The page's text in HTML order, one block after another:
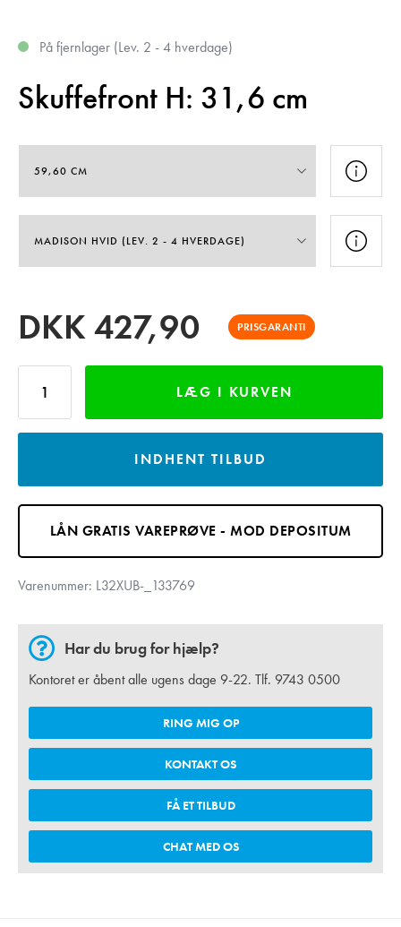
På fjernlager (Lev. 2 - 4 hverdage)
Skuffefront H: 31,6 cm
DKK427,90 PRISGARANTI
LÆG I KURVEN
INDHENT TILBUD
LÅN GRATIS VAREPRØVE - MOD DEPOSITUM
Varenummer: L32XUB-_133769
Har du brug for hjælp?
Kontoret er åbent alle ugens dage 9-22. Tlf. 9743 0500
RING MIG OP
KONTAKT OS
FÅ ET TILBUD
CHAT MED OS